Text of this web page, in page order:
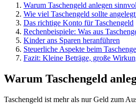
Warum Taschengeld anlegen
Wie viel Taschengeld sollte
Das richtige Konto für Taschengeld
Rechenbeispiele: Was aus
Kinder ans Sparen heranführen
Steuerliche Aspekte beim
Fazit: Kleine Beträge, große
Warum Taschengeld
Taschengeld ist mehr als nur Geld zum